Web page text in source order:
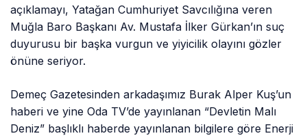
açıklamayı, Yatağan Cumhuriyet Savcılığına veren
Muğla Baro Başkanı Av. Mustafa İlker Gürkan’ın suç
duyurusu bir başka vurgun ve yiyicilik olayını gözler
önüne seriyor.
Demeç Gazetesinden arkadaşımız Burak Alper Kuş’un
haberi ve yine Oda TV’de yayınlanan “Devletin Malı
Deniz” başlıklı haberde yayınlanan bilgilere göre Enerji